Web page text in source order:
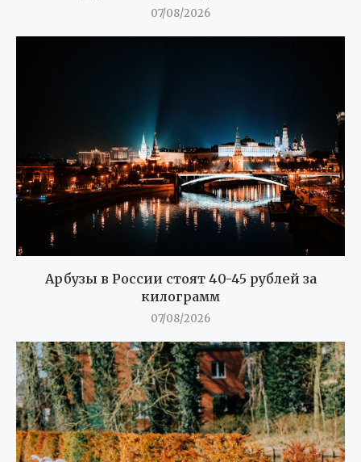
07/08/2026
Арбузы в России стоят 40-45 рублей за
килограмм
07/08/2026